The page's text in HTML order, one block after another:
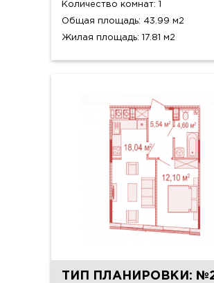
Количество комнат: 1
Общая площадь: 43.99 м2
Жилая площадь: 17.81 м2
ТИП ПЛАНИРОВКИ: